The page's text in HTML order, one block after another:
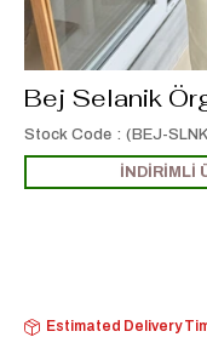
Bej Selanik
Stock Code (BEJ-
İNDİRİMLİ
Estimated Delivery